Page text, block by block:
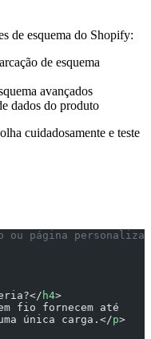
de esquema do Shopify:
de esquema
avançados
dados do produto
cuidadosamente e teste
ou página
h4>
fio fornecem até
única carga.</
p>